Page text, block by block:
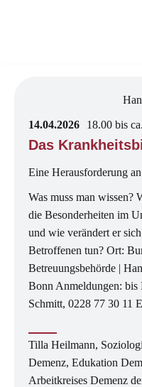
14.04.2026 18.00 bis
Das
Eine Herausforderung
Was muss man wissen?
die Besonderheiten im
und wie verändert er
Betroffenen tun? Ort:
Betreuungsbehörde |
Bonn Anmeldungen: bis
Schmitt, 0228 77 30 11
Tilla Heilmann,
Demenz, Edukation
Arbeitkreises Demenz